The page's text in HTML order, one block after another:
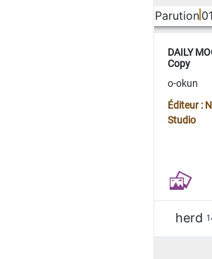
Parution
DAILY
Copy
o-okun
Éditeur :
Studio
herd